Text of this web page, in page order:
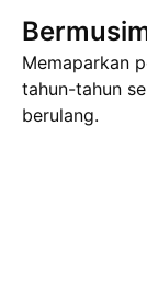
Memaparkan
tahun-tahun
berulang.